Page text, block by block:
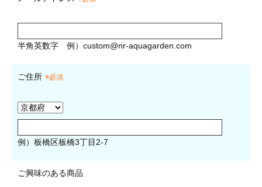
半角英数字 例） custom@nr-aquagarden.com
ご住所 ※必須
例）板橋区板橋3丁目2-7
ご興味のある商品